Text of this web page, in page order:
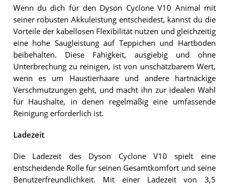
Wenn du dich für den Dyson Cyclone V10 Animal mit
seiner robusten Akkuleistung entscheidest, kannst du die
Vorteile der kabellosen Flexibilität nutzen und gleichzeitig
eine hohe Saugleistung auf Teppichen und Hartböden
beibehalten. Diese Fähigkeit, ausgiebig und ohne
Unterbrechung zu reinigen, ist von unschätzbarem Wert,
wenn es um Haustierhaare und andere hartnäckige
Verschmutzungen geht, und macht ihn zur idealen Wahl
für Haushalte, in denen regelmäßig eine umfassende
Reinigung erforderlich ist.
Ladezeit
Die Ladezeit des Dyson Cyclone V10 spielt eine
entscheidende Rolle für seinen Gesamtkomfort und seine
Benutzerfreundlichkeit. Mit einer Ladezeit von 3,5